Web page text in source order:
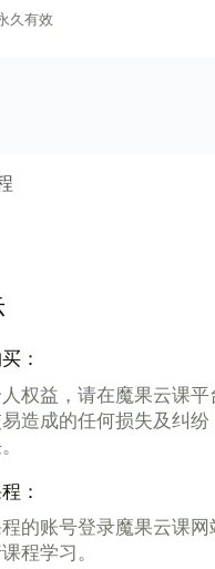
久有效
：
权益，请在魔果云课
造成的任何损失及纠
：
的账号登录魔果云课
程学习。